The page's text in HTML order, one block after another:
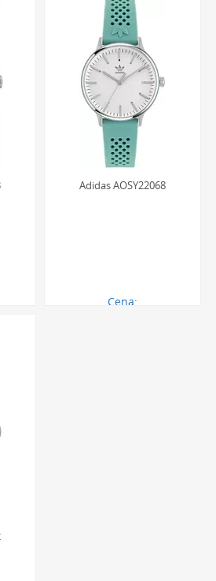
w wodzie, na przykład
prysznica. Z zegarkiem o tej
dopuszczalne jest pływanie
jednak unikać skoków do wody i
dynamiczne zmiany ciśnienia.
Adidas AOSY22068
Cena: